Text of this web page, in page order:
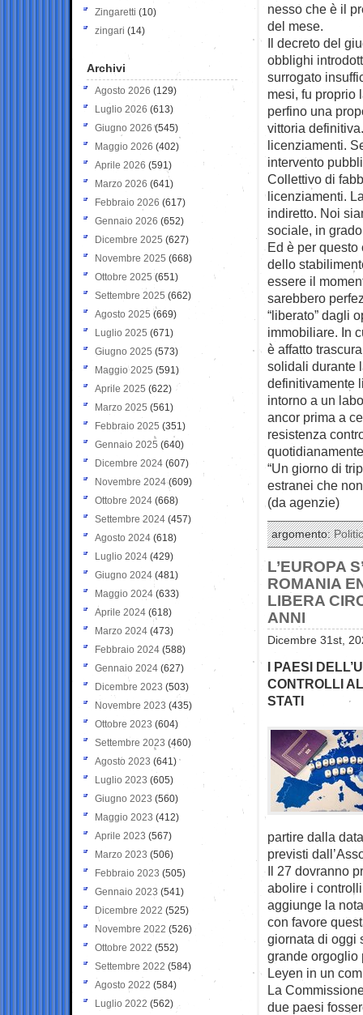
nesso che è il
del mese.
Il decreto del
obblighi
surrogato
mesi, fu proprio
perfino una
vittoria
licenziamenti.
intervento
Collettivo di
licenziamenti.
indiretto. Noi
sociale, in
Ed è per
dello
essere il
sarebbero
“liberato” dagli
immobiliare. In
è affatto
solidali durante
definitivamente
intorno a un
ancor prima a
resistenza
“Un giorno di
estranei che
(da agenzie)
argomento:
L’EUROPA
ROMANIA
LIBERA
ANNI
Dicembre 31st,
I PAESI
CONTROLLI
STATI
partire dalla
previsti
Il 27 dovranno
abolire i
aggiunge la
con favore
giornata di oggi
grande orgoglio
Leyen in un
La
due paesi
Zingaretti (10)
zingari (14)
Archivi
Agosto 2026 (129)
Luglio 2026 (613)
Giugno 2026 (545)
Maggio 2026 (402)
Aprile 2026 (591)
Marzo 2026 (641)
Febbraio 2026 (617)
Gennaio 2026 (652)
Dicembre 2025 (627)
Novembre 2025 (668)
Ottobre 2025 (651)
Settembre 2025 (662)
Agosto 2025 (669)
Luglio 2025 (671)
Giugno 2025 (573)
Maggio 2025 (591)
Aprile 2025 (622)
Marzo 2025 (561)
Febbraio 2025 (351)
Gennaio 2025 (640)
Dicembre 2024 (607)
Novembre 2024(609)
Ottobre 2024 (668)
Settembre 2024 (457)
Agosto 2024 (618)
Luglio 2024 (429)
Giugno 2024 (481)
Maggio 2024 (633)
Aprile 2024 (618)
Marzo 2024 (473)
Febbraio 2024 (588)
Gennaio 2024 (627)
Dicembre 2023 (503)
Novembre 2023 (435)
Ottobre 2023 (604)
Settembre 2023 (460)
Agosto 2023 (641)
Luglio 2023 (605)
Giugno 2023 (560)
Maggio 2023 (412)
Aprile 2023 (567)
Marzo 2023 (506)
Febbraio 2023 (505)
Gennaio 2023 (541)
Dicembre 2022 (525)
Novembre 2022 (526)
Ottobre 2022 (552)
Settembre 2022 (584)
Agosto 2022 (584)
Luglio 2022 (562)